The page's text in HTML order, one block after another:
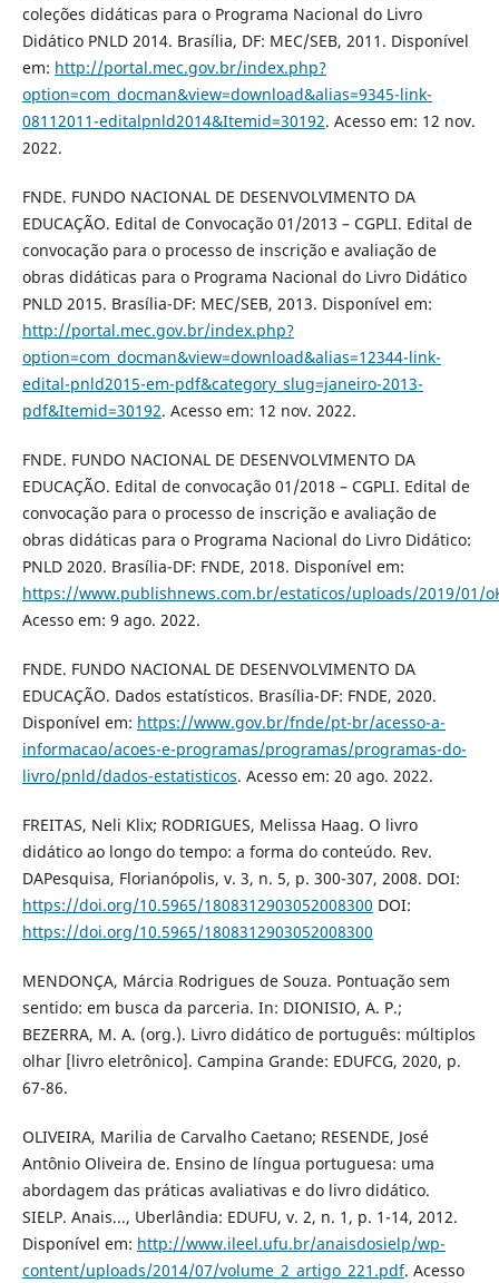
coleções didáticas para o Programa Nacional do Livro
Didático PNLD 2014. Brasília, DF: MEC/SEB, 2011. Disponível
em: http://portal.mec.gov.br/index.php?
option=com_docman&view=download&alias=9345-link-
08112011-editalpnld2014&Itemid=30192. Acesso em: 12 nov.
2022.
FNDE. FUNDO NACIONAL DE DESENVOLVIMENTO DA
EDUCAÇÃO. Edital de Convocação 01/2013 – CGPLI. Edital de
convocação para o processo de inscrição e avaliação de
obras didáticas para o Programa Nacional do Livro Didático
PNLD 2015. Brasília-DF: MEC/SEB, 2013. Disponível em:
http://portal.mec.gov.br/index.php?
option=com_docman&view=download&alias=12344-link-
edital-pnld2015-em-pdf&category_slug=janeiro-2013-
pdf&Itemid=30192. Acesso em: 12 nov. 2022.
FNDE. FUNDO NACIONAL DE DESENVOLVIMENTO DA
EDUCAÇÃO. Edital de convocação 01/2018 – CGPLI. Edital de
convocação para o processo de inscrição e avaliação de
obras didáticas para o Programa Nacional do Livro Didático:
PNLD 2020. Brasília-DF: FNDE, 2018. Disponível em:
https://www.publishnews.com.br/estaticos/uploads/2019/01/
Acesso em: 9 ago. 2022.
FNDE. FUNDO NACIONAL DE DESENVOLVIMENTO DA
EDUCAÇÃO. Dados estatísticos. Brasília-DF: FNDE, 2020.
Disponível em: https://www.gov.br/fnde/pt-br/acesso-a-
informacao/acoes-e-programas/programas/programas-do-
livro/pnld/dados-estatisticos. Acesso em: 20 ago. 2022.
FREITAS, Neli Klix; RODRIGUES, Melissa Haag. O livro
didático ao longo do tempo: a forma do conteúdo. Rev.
DAPesquisa, Florianópolis, v. 3, n. 5, p. 300-307, 2008. DOI:
https://doi.org/10.5965/1808312903052008300 DOI:
https://doi.org/10.5965/1808312903052008300
MENDONÇA, Márcia Rodrigues de Souza. Pontuação sem
sentido: em busca da parceria. In: DIONISIO, A. P.;
BEZERRA, M. A. (org.). Livro didático de português: múltiplos
olhar [livro eletrônico]. Campina Grande: EDUFCG, 2020, p.
67-86.
OLIVEIRA, Marilia de Carvalho Caetano; RESENDE, José
Antônio Oliveira de. Ensino de língua portuguesa: uma
abordagem das práticas avaliativas e do livro didático.
SIELP. Anais..., Uberlândia: EDUFU, v. 2, n. 1, p. 1-14, 2012.
Disponível em: http://www.ileel.ufu.br/anaisdosielp/wp-
content/uploads/2014/07/volume_2_artigo_221.pdf. Acesso